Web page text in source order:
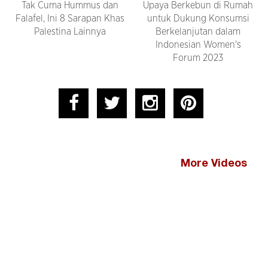
Tak Cuma Hummus dan
Falafel, Ini 8 Sarapan Khas
Palestina Lainnya
Upaya Berkebun di Rumah
untuk Dukung Konsumsi
Berkelanjutan dalam
Indonesian Women's
Forum 2023
More Videos